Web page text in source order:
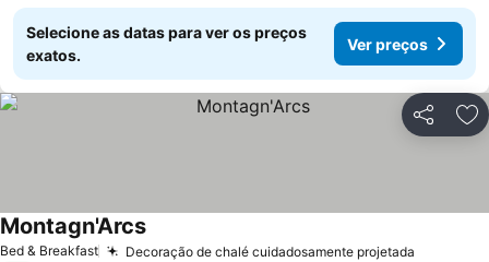
Selecione as datas para ver os preços
exatos.
Ver preços
Partilhar
Bed & Breakfast Decoração de chalé cuidadosamente projetada
Montagn'Arcs